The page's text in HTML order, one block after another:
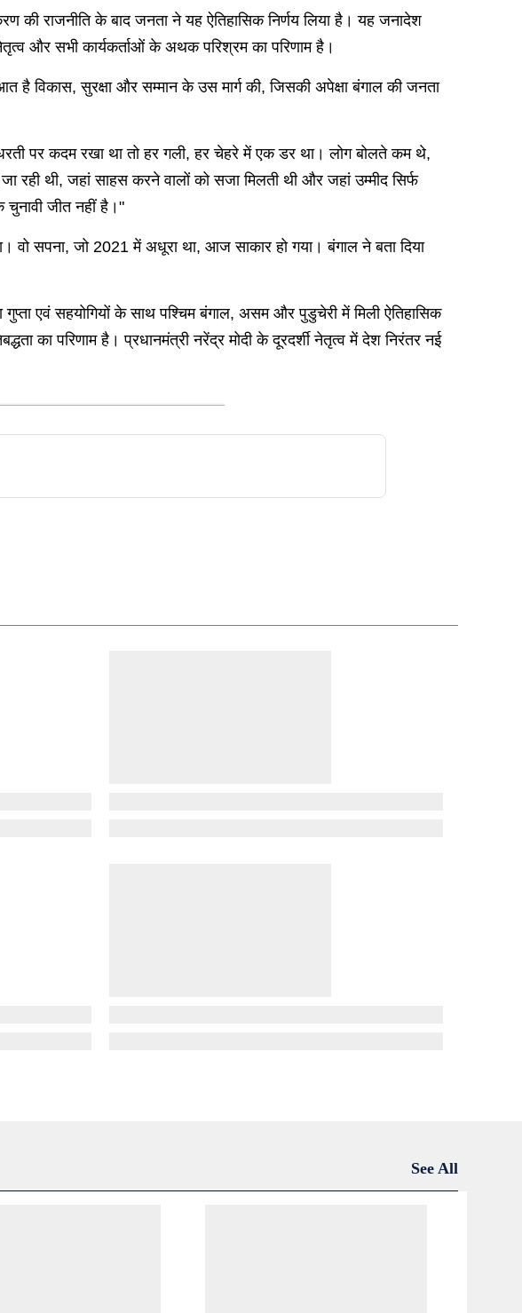
राजनीति के बाद जनता ने यह ऐतिहासिक निर्णय लिया है। यह जनादेश
और सभी कार्यकर्ताओं के अथक परिश्रम का परिणाम है।
विकास, सुरक्षा और सम्मान के उस मार्ग की, जिसकी अपेक्षा बंगाल की जनता
पर कदम रखा था तो हर गली, हर चेहरे में एक डर था। लोग बोलते कम थे,
थी, जहां साहस करने वालों को सजा मिलती थी और जहां उम्मीद सिर्फ
जीत नहीं है।"
वो सपना, जो 2021 में अधूरा था, आज साकार हो गया। बंगाल ने बता दिया
एवं सहयोगियों के साथ पश्चिम बंगाल, असम और पुडुचेरी में मिली ऐतिहासिक
का परिणाम है। प्रधानमंत्री नरेंद्र मोदी के दूरदर्शी नेतृत्व में देश निरंतर नई
See All